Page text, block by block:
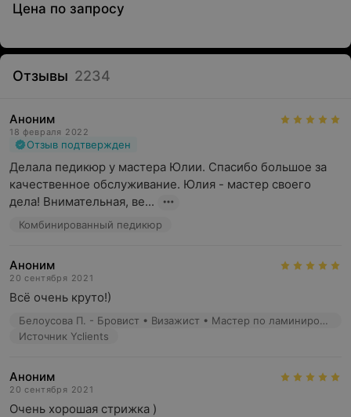
Цена по запросу
Отзывы 2234
Аноним
18 февраля 2022
Отзыв подтвержден
Делала педикюр у мастера Юлии. Спасибо большое за
качественное обслуживание. Юлия - мастер своего
дела! Внимательная, ве...
Комбинированный педикюр
Аноним
20 сентября 2021
Всё очень круто!)
Белоусова П. - Бровист • Визажист • Мастер по ламинированию ресниц • Мастер перманентного макияжа
Источник Yclients
Аноним
20 сентября 2021
Очень хорошая стрижка )